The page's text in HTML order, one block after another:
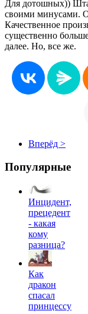
Для дотошных))
своими минусами.
Качественное
существенно
далее. Но, все же.
Вперёд >
Популярные
Инцидент,
прецедент
- какая
кому
разница?
Как
дракон
спасал
принцессу